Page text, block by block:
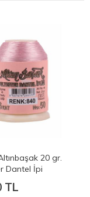
20 gr.
Dantel İpi
TL